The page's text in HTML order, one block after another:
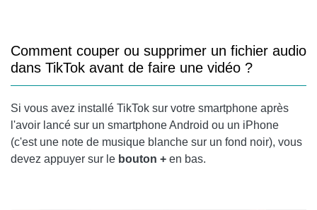
Comment couper ou supprimer un fichier audio
dans TikTok avant de faire une vidéo ?
Si vous avez installé TikTok sur votre smartphone après
l'avoir lancé sur un smartphone Android ou un iPhone
(c'est une note de musique blanche sur un fond noir), vous
devez appuyer sur le bouton + en bas.